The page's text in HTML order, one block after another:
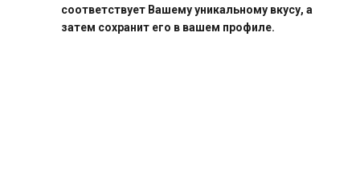
соответствует Вашему уникальному вкусу, а
затем сохранит его в вашем профиле.